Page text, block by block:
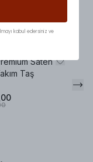
Saten
Taş
kabul edersiniz ve